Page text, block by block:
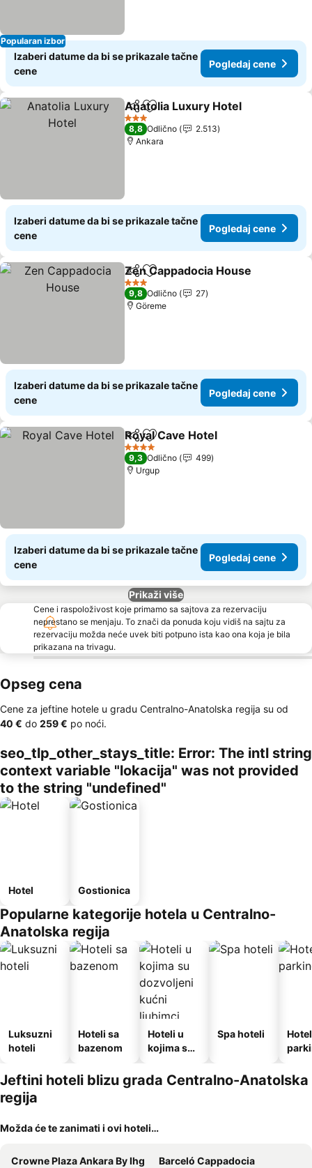
Popularan izbor
Izaberi datume da bi se prikazale tačne
cene
Pogledaj cene
Deli Dodati u favorite
Anatolia Luxury Hotel
3 Zvezdice
8,8 Odlično
2.513
Ankara
Izaberi datume da bi se prikazale tačne
cene
Pogledaj cene
Deli Dodati u favorite
Zen Cappadocia House
3 Zvezdice
9,8 Odlično
27
Göreme
Izaberi datume da bi se prikazale tačne
cene
Pogledaj cene
Deli Dodati u favorite
Royal Cave Hotel
4 Zvezdice
9,3 Odlično
499
Urgup
Izaberi datume da bi se prikazale tačne
cene
Pogledaj cene
Prikaži više
Cene i raspoloživost koje primamo sa sajtova za rezervaciju
neprestano se menjaju. To znači da ponuda koju vidiš na sajtu za
rezervaciju možda neće uvek biti potpuno ista kao ona koja je bila
prikazana na trivagu.
Opseg cena
Cene za jeftine hotele u gradu Centralno-Anatolska regija su od
‎40 € do ‎259 € po noći.
seo_tlp_other_stays_title: Error: The intl string
context variable "lokacija" was not provided
to the string "undefined"
Hotel Gostionica
Popularne kategorije hotela u Centralno-
Anatolska regija
Luksuzni
hoteli
Hoteli sa
bazenom
Hoteli u
kojima su
kućni
ljubimci
Spa hoteli
Jeftini hoteli blizu grada Centralno-Anatolska
regija
Možda će te zanimati i ovi hoteli…
Crowne Plaza Ankara By Ihg
Barceló Cappadocia